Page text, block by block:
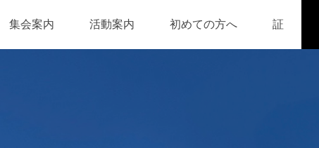
集会案内 活動案内 初めての方へ 証